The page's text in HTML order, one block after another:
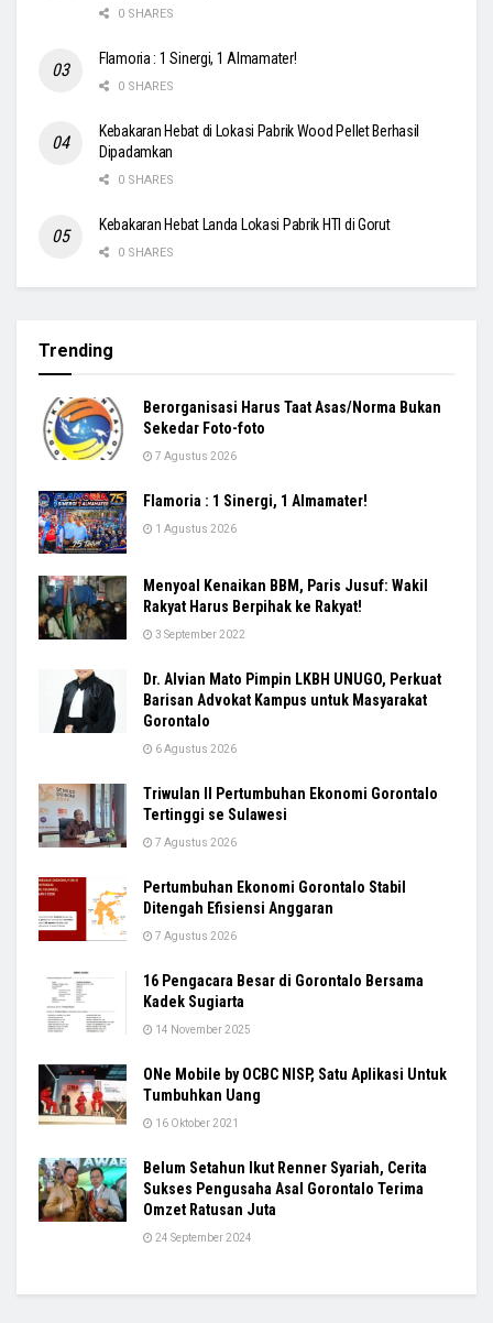
0 SHARES
Flamoria : 1 Sinergi, 1 Almamater!
0 SHARES
Kebakaran Hebat di Lokasi Pabrik Wood Pellet Berhasil
Dipadamkan
0 SHARES
Kebakaran Hebat Landa Lokasi Pabrik HTI di Gorut
0 SHARES
Trending
Berorganisasi Harus Taat Asas/Norma Bukan
Sekedar Foto-foto
7 Agustus 2026
Flamoria : 1 Sinergi, 1 Almamater!
1 Agustus 2026
Menyoal Kenaikan BBM, Paris Jusuf: Wakil
Rakyat Harus Berpihak ke Rakyat!
3 September 2022
Dr. Alvian Mato Pimpin LKBH UNUGO, Perkuat
Barisan Advokat Kampus untuk Masyarakat
Gorontalo
6 Agustus 2026
Triwulan II Pertumbuhan Ekonomi Gorontalo
Tertinggi se Sulawesi
7 Agustus 2026
Pertumbuhan Ekonomi Gorontalo Stabil
Ditengah Efisiensi Anggaran
7 Agustus 2026
16 Pengacara Besar di Gorontalo Bersama
Kadek Sugiarta
14 November 2025
ONe Mobile by OCBC NISP, Satu Aplikasi Untuk
Tumbuhkan Uang
16 Oktober 2021
Belum Setahun Ikut Renner Syariah, Cerita
Sukses Pengusaha Asal Gorontalo Terima
Omzet Ratusan Juta
24 September 2024